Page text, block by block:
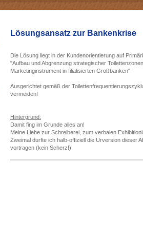
Lösungsansatz zur Bankenkrise
Die Lösung liegt in der Kundenorientierung auf
"Aufbau und Abgrenzung strategischer
Marketinginstrument in filialisierten Großbanken"
Ausgerichtet gemäß der
vermeiden!
Hintergrund:
Damit fing im Grunde alles an!
Meine Liebe zur Schreiberei, zum verbalen
Zweimal durfte ich halb-offiziell die Urversion dieser
vortragen (kein Scherz!).